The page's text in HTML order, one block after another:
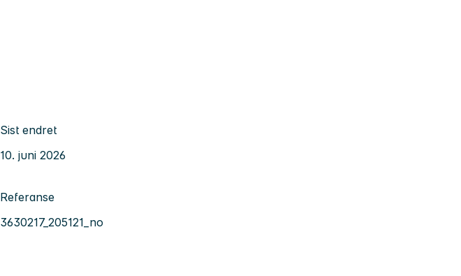
Sist endret
10. juni 2026
Referanse
3630217_205121_no